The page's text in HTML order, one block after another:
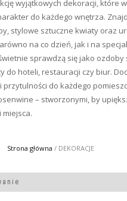
wyjątkowych dekoracji, które
do każdego wnętrza.
stylowe sztuczne kwiaty oraz
na co dzień, jak i na
sprawdzą się jako ozdoby
do hoteli, restauracji czy biur.
przytulności do każdego
– stworzonymi, by
miejsca.
Strona główna / DEKORACJE